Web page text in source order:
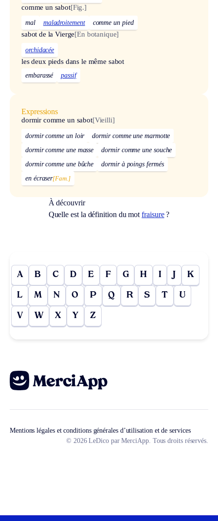
comme un sabot[Fig.]
mal maladroitement comme un pied
sabot de la Vierge[En botanique]
orchidacée
les deux pieds dans le même sabot
embarassé passif
Expressions
dormir comme un sabot[Vieilli]
dormir comme un loir
dormir comme une marmotte
dormir comme une masse
dormir comme une souche
dormir comme une bûche
dormir à poings fermés
en écraser[Fam.]
À découvrir
Quelle est la définition du motfraisure?
A B C D E F G H I J K
L M N O P Q R S T U
V W X Y Z
Mentions légales et conditions générales d’utilisation et de services
© 2026 LeDico par MerciApp. Tous droits réservés.